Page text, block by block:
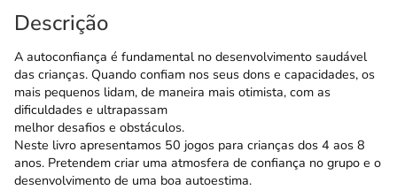
Descrição
A autoconfiança é fundamental no desenvolvimento saudável
das crianças. Quando confiam nos seus dons e capacidades, os
mais pequenos lidam, de maneira mais otimista, com as
dificuldades e ultrapassam
melhor desafios e obstáculos.
Neste livro apresentamos 50 jogos para crianças dos 4 aos 8
anos. Pretendem criar uma atmosfera de confiança no grupo e o
desenvolvimento de uma boa autoestima.